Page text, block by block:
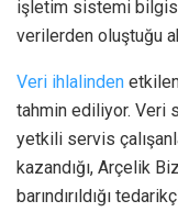
işletim sistemi
verilerden oluştuğu
Veri ihlalinden
tahmin ediliyor. Veri
yetkili servis
kazandığı, Arçelik
barındırıldığı